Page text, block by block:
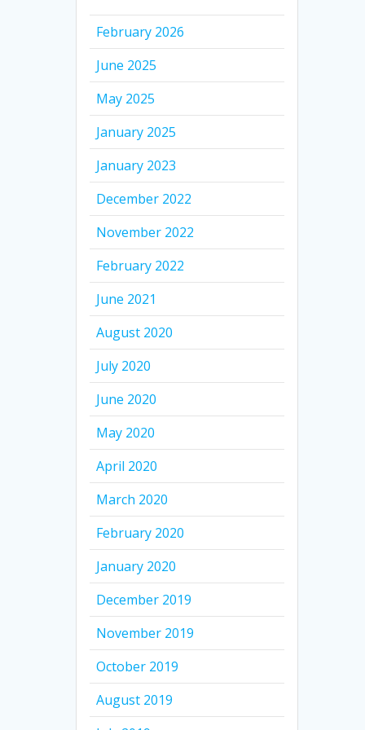
February 2026
June 2025
May 2025
January 2025
January 2023
December 2022
November 2022
February 2022
June 2021
August 2020
July 2020
June 2020
May 2020
April 2020
March 2020
February 2020
January 2020
December 2019
November 2019
October 2019
August 2019